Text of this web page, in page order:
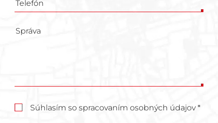
Súhlasím so spracovaním osobných údajov *